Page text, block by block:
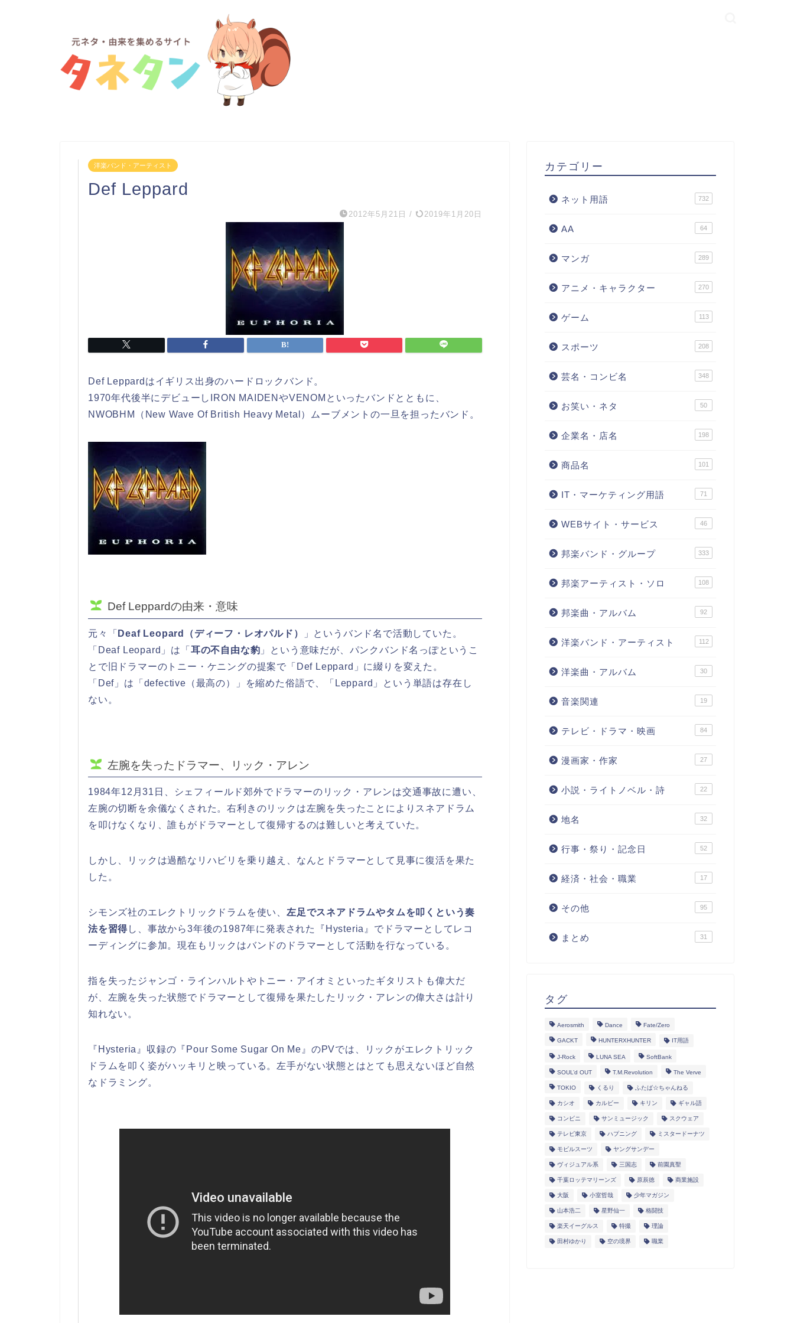
洋楽バンド・アーティスト
Def Leppard
2012年5月21日 / 2019年1月20日
Def Leppardはイギリス出身のハードロックバンド。
1970年代後半にデビューしIRON MAIDENやVENOMといったバンドとともに、
NWOBHM（New Wave Of British Heavy Metal）ムーブメントの一旦を担ったバンド。
Def Leppardの由来・意味
元々「 Deaf Leopard（ディーフ・レオパルド）
」というバンド名で活動していた。
「Deaf Leopard」は「 耳の不自由な豹 」という意味だが、パンクバンド名っぽというこ
とで旧ドラマーのトニー・ケニングの提案で「Def Leppard」に綴りを変えた。
「Def」は「defective（最高の）」を縮めた俗語で、「Leppard」という単語は存在し
ない。
左腕を失ったドラマー、リック・アレン
1984年12月31日、シェフィールド郊外でドラマーのリック・アレンは交通事故に遭い、
左腕の切断を余儀なくされた。右利きのリックは左腕を失ったことによりスネアドラム
を叩けなくなり、誰もがドラマーとして復帰するのは難しいと考えていた。
しかし、リックは過酷なリハビリを乗り越え、なんとドラマーとして見事に復活を果た
した。
シモンズ社のエレクトリックドラムを使い、 左足でスネアドラムやタムを叩くという奏
法を習得し、事故から3年後の1987年に発表された『Hysteria』でドラマーとしてレコ
ーディングに参加。現在もリックはバンドのドラマーとして活動を行なっている。
指を失ったジャンゴ・ラインハルトやトニー・アイオミといったギタリストも偉大だ
が、左腕を失った状態でドラマーとして復帰を果たしたリック・アレンの偉大さは計り
知れない。
『Hysteria』収録の『Pour Some Sugar On Me』のPVでは、リックがエレクトリック
ドラムを叩く姿がハッキリと映っている。左手がない状態とはとても思えないほど自然
なドラミング。
カテゴリー
ネット用語 732
AA 64
マンガ 289
アニメ・キャラクター 270
ゲーム 113
スポーツ 208
芸名・コンビ名 348
お笑い・ネタ 50
企業名・店名 198
商品名 101
IT・マーケティング用語 71
WEBサイト・サービス 46
邦楽バンド・グループ 333
邦楽アーティスト・ソロ 108
邦楽曲・アルバム 92
洋楽バンド・アーティスト 112
洋楽曲・アルバム 30
音楽関連 19
テレビ・ドラマ・映画 84
漫画家・作家 27
小説・ライトノベル・詩 22
地名 32
行事・祭り・記念日 52
経済・社会・職業 17
その他 95
まとめ 31
タグ
Aerosmith Dance Fate/Zero
GACKT HUNTERXHUNTER IT用語
J-Rock LUNA SEA SoftBank
SOUL’d OUT T.M.Revolution The Verve
TOKIO くるり ふたば☆ちゃんねる
カシオ カルビー キリン ギャル語
コンビニ サンミュージック スクウェア
テレビ東京 ハプニング ミスタードーナツ
モビルスーツ ヤングサンデー
ヴィジュアル系 三国志 前園真聖
千葉ロッテマリーンズ 原辰徳 商業施設
大阪 小室哲哉 少年マガジン
山本浩二 星野仙一 格闘技
楽天イーグルス 特撮 理論
田村ゆかり 空の境界 職業